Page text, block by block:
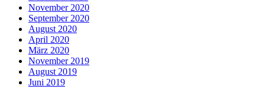
November 2020
September 2020
August 2020
April 2020
März 2020
November 2019
August 2019
Juni 2019